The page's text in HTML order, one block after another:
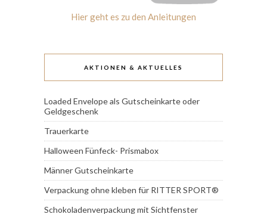
Hier geht es zu den Anleitungen
AKTIONEN & AKTUELLES
Loaded Envelope als Gutscheinkarte oder
Geldgeschenk
Trauerkarte
Halloween Fünfeck- Prismabox
Männer Gutscheinkarte
Verpackung ohne kleben für RITTER SPORT®
Schokoladenverpackung mit Sichtfenster